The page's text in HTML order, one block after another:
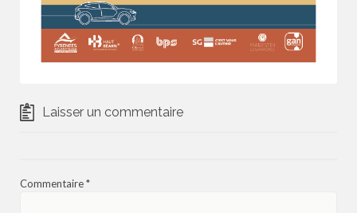
Laisser un commentaire
Commentaire*